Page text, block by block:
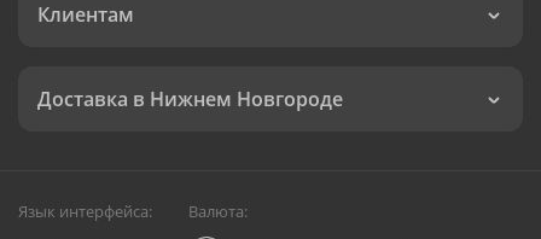
Клиентам
Доставка в Нижнем Новгороде
Язык интерфейса: Валюта: